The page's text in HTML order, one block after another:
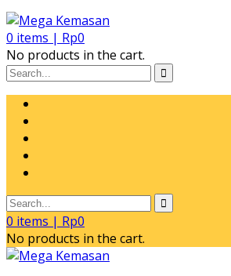
0 items | Rp0
No products in the cart.
0 items | Rp0
No products in the cart.